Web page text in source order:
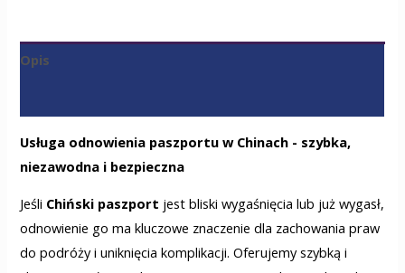
Opis
Usługa odnowienia paszportu w Chinach - szybka,
niezawodna i bezpieczna
Jeśli Chiński paszport jest bliski wygaśnięcia lub już wygasł,
odnowienie go ma kluczowe znaczenie dla zachowania praw
do podróży i uniknięcia komplikacji. Oferujemy szybką i